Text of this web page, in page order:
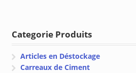
Categorie Produits
Articles en Déstockage
Carreaux de Ciment